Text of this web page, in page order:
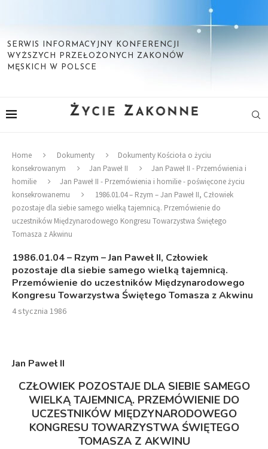
SERWIS INFORMACYJNY KONFERENCJI
WYŻSZYCH PRZEŁOŻONYCH ZAKONÓW
MĘSKICH W POLSCE
Home Dokumenty
Dokumenty Kościoła o życiu
konsekrowanym
Jan Paweł II
Jan Paweł II - Przemówienia i
homilie
Jan Paweł II - Przemówienia i homilie - poświęcone życiu
konsekrowanemu
1986.01.04 – Rzym – Jan Paweł II, Człowiek
pozostaje dla siebie samego wielką tajemnicą. Przemówienie do
uczestników Międzynarodowego Kongresu Towarzystwa Świętego
Tomasza z Akwinu
1986.01.04 – Rzym – Jan Paweł II, Człowiek
pozostaje dla siebie samego wielką tajemnicą.
Przemówienie do uczestników Międzynarodowego
Kongresu Towarzystwa Świętego Tomasza z Akwinu
4 stycznia 1986
Jan Paweł II
CZŁOWIEK POZOSTAJE DLA SIEBIE SAMEGO
WIELKĄ TAJEMNICĄ. PRZEMÓWIENIE DO
UCZESTNIKÓW MIĘDZYNARODOWEGO
KONGRESU TOWARZYSTWA ŚWIĘTEGO
TOMASZA Z AKWINU